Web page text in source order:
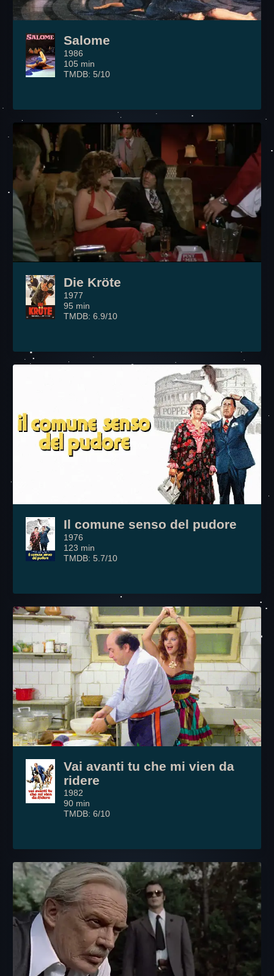
Salome
1986
105 min
TMDB: 5/10
Die Kröte
1977
95 min
TMDB: 6.9/10
Il comune senso del pudore
1976
123 min
TMDB: 5.7/10
Vai avanti tu che mi vien da
ridere
1982
90 min
TMDB: 6/10